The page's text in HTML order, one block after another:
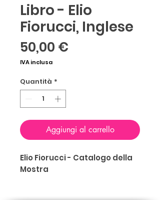
Libro - Elio
Fiorucci, Inglese
50,00 €
IVA inclusa
Quantità *
Aggiungi al carrello
Elio Fiorucci - Catalogo della
Mostra